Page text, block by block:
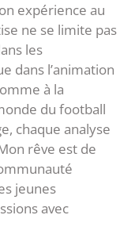
expérience au
ne se limite pas
les
dans l’animation
à la
du football
chaque analyse
rêve est de
jeunes
avec